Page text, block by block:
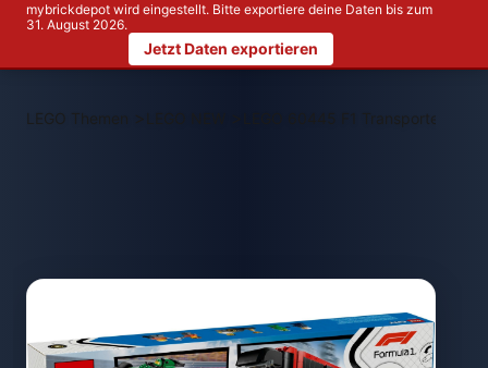
mybrickdepot wird eingestellt. Bitte exportiere deine Daten bis zum
31. August 2026.
Jetzt Daten exportieren
LEGO Themen > LEGO 60445 F1 Transporter mit